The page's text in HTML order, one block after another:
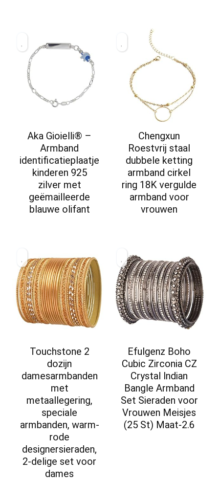
Aka Gioielli® –
Armband
identificatieplaatje
kinderen 925
zilver met
geëmailleerde
blauwe olifant
Chengxun
Roestvrij staal
dubbele ketting
armband cirkel
ring 18K vergulde
armband voor
vrouwen
Touchstone 2
dozijn
damesarmbanden
met
metaallegering,
speciale
armbanden, warm-
rode
designersieraden,
2-delige set voor
dames
Efulgenz Boho
Cubic Zirconia CZ
Crystal lndian
Bangle Armband
Set Sieraden voor
Vrouwen Meisjes
(25 St) Maat-2.6